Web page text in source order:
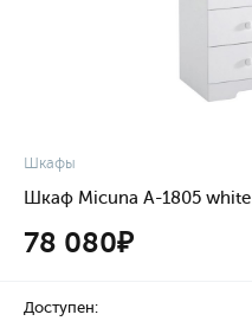
Шкафы
Шкаф Micuna А-1805 white
78 080₽
Доступен: